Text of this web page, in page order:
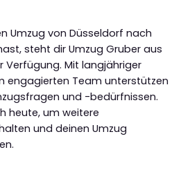
Umzug von Düsseldorf nach
steht dir Umzug Gruber aus
Verfügung. Mit langjähriger
engagierten Team unterstützen
und -bedürfnissen.
heute, um weitere
und deinen Umzug